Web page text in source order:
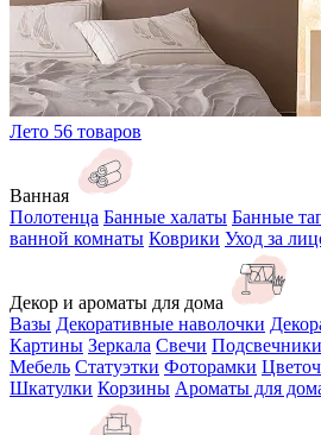
Лето 56 товаров
Ванная
Полотенца Банные халаты Банные
ванной комнаты Коврики Уход за
Декор и ароматы для дома
Вазы Декоративные наволочки
Картины Зеркала Свечи Подсвечники
Мебель Статуэтки Фоторамки
Шкатулки Корзины Ароматы для